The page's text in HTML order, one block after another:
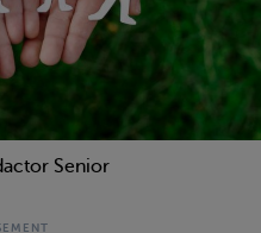
Senior